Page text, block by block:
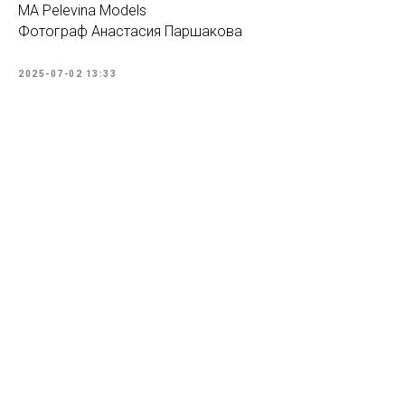
МА Pelevina Models
Фотограф Анастасия Паршакова
2025-07-02 13:33